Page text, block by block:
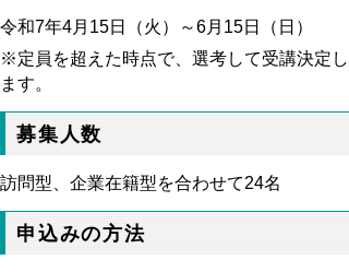
令和7年4月15日（火）～6月15日（日）
※定員を超えた時点で、選考して受講決定し
ます。
募集人数
訪問型、企業在籍型を合わせて24名
申込みの方法